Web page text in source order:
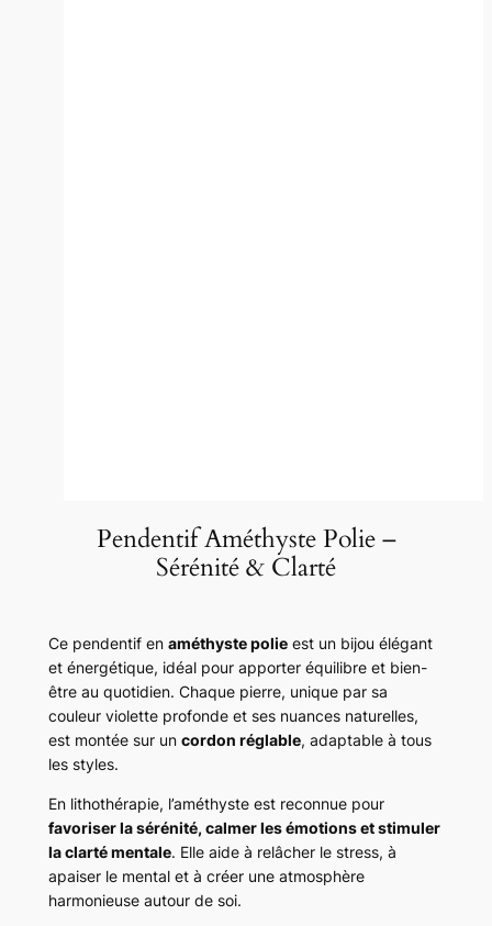
Pendentif Améthyste Polie –
Sérénité & Clarté
Ce pendentif en améthyste polieest un bijou élégant
et énergétique, idéal pour apporter équilibre et bien-
être au quotidien. Chaque pierre, unique par sa
couleur violette profonde et ses nuances naturelles,
est montée sur un cordon réglable, adaptable à tous
les styles.
En lithothérapie, l’améthyste est reconnue pour
favoriser la sérénité, calmer les émotions et stimuler
la clarté mentale. Elle aide à relâcher le stress, à
apaiser le mental et à créer une atmosphère
harmonieuse autour de soi.